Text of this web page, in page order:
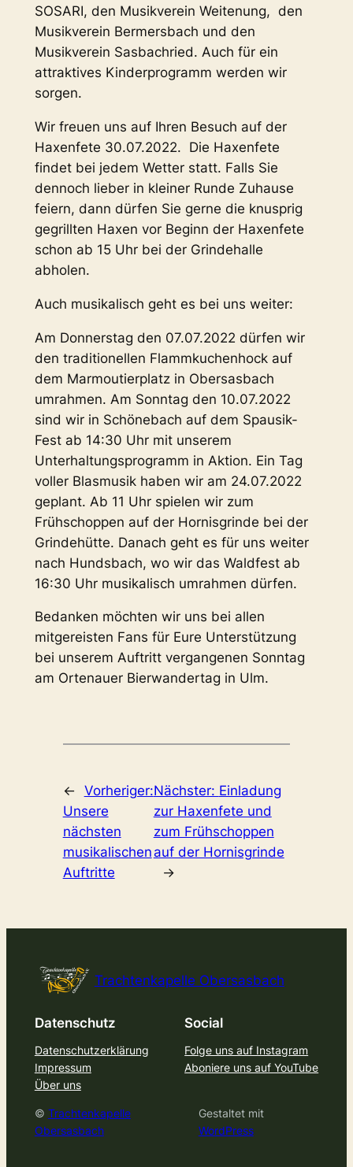
SOSARI, den Musikverein Weitenung, den
Musikverein Bermersbach und den
Musikverein Sasbachried. Auch für ein
attraktives Kinderprogramm werden wir
sorgen.
Wir freuen uns auf Ihren Besuch auf der
Haxenfete 30.07.2022. Die Haxenfete
findet bei jedem Wetter statt. Falls Sie
dennoch lieber in kleiner Runde Zuhause
feiern, dann dürfen Sie gerne die knusprig
gegrillten Haxen vor Beginn der Haxenfete
schon ab 15 Uhr bei der Grindehalle
abholen.
Auch musikalisch geht es bei uns weiter:
Am Donnerstag den 07.07.2022 dürfen wir
den traditionellen Flammkuchenhock auf
dem Marmoutierplatz in Obersasbach
umrahmen. Am Sonntag den 10.07.2022
sind wir in Schönebach auf dem Spausik-
Fest ab 14:30 Uhr mit unserem
Unterhaltungsprogramm in Aktion. Ein Tag
voller Blasmusik haben wir am 24.07.2022
geplant. Ab 11 Uhr spielen wir zum
Frühschoppen auf der Hornisgrinde bei der
Grindehütte. Danach geht es für uns weiter
nach Hundsbach, wo wir das Waldfest ab
16:30 Uhr musikalisch umrahmen dürfen.
Bedanken möchten wir uns bei allen
mitgereisten Fans für Eure Unterstützung
bei unserem Auftritt vergangenen Sonntag
am Ortenauer Bierwandertag in Ulm.
← Vorheriger:
Unsere
nächsten
musikalischen
Auftritte
Nächster: Einladung
zur Haxenfete und
zum Frühschoppen
auf der Hornisgrinde
→
Trachtenkapelle Obersasbach
Datenschutz
Datenschutzerklärung
Impressum
Über uns
Social
Folge uns auf Instagram
Aboniere uns auf YouTube
© Trachtenkapelle
Obersasbach
Gestaltet mit
WordPress